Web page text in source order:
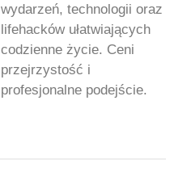
wydarzeń, technologii oraz
lifehacków ułatwiających
codzienne życie. Ceni
przejrzystość i
profesjonalne podejście.